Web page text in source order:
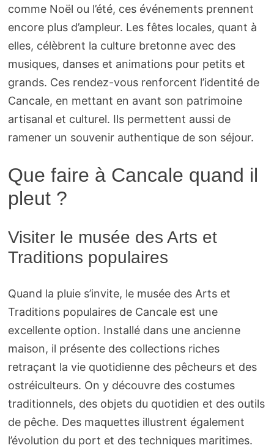
comme Noël ou l’été, ces événements prennent
encore plus d’ampleur. Les fêtes locales, quant à
elles, célèbrent la culture bretonne avec des
musiques, danses et animations pour petits et
grands. Ces rendez-vous renforcent l’identité de
Cancale, en mettant en avant son patrimoine
artisanal et culturel. Ils permettent aussi de
ramener un souvenir authentique de son séjour.
Que faire à Cancale quand il
pleut ?
Visiter le musée des Arts et
Traditions populaires
Quand la pluie s’invite, le musée des Arts et
Traditions populaires de Cancale est une
excellente option. Installé dans une ancienne
maison, il présente des collections riches
retraçant la vie quotidienne des pêcheurs et des
ostréiculteurs. On y découvre des costumes
traditionnels, des objets du quotidien et des outils
de pêche. Des maquettes illustrent également
l’évolution du port et des techniques maritimes.